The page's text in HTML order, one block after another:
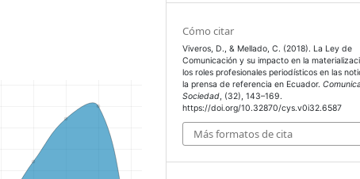
Cómo citar
Viveros, D., & Mellado, C. (2018). La Ley de
Comunicación y su impacto en la
los roles profesionales periodísticos en las
la prensa de referencia en Ecuador.
Sociedad, (32), 143–169.
https://doi.org/10.32870/cys.v0i32.6587
Más formatos de cita